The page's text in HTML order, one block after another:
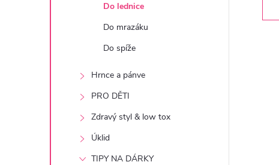
Do lednice
Do mrazáku
Do spíže
Hrnce a pánve
PRO DĚTI
Zdravý styl & low tox
Úklid
TIPY NA DÁRKY